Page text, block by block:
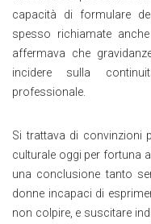
capacità di formulare
spesso richiamate
affermava che
incidere sulla
professionale.
Si trattava di convinzioni
culturale oggi per fortuna
una conclusione tanto
donne incapaci di
non colpire, e suscitare